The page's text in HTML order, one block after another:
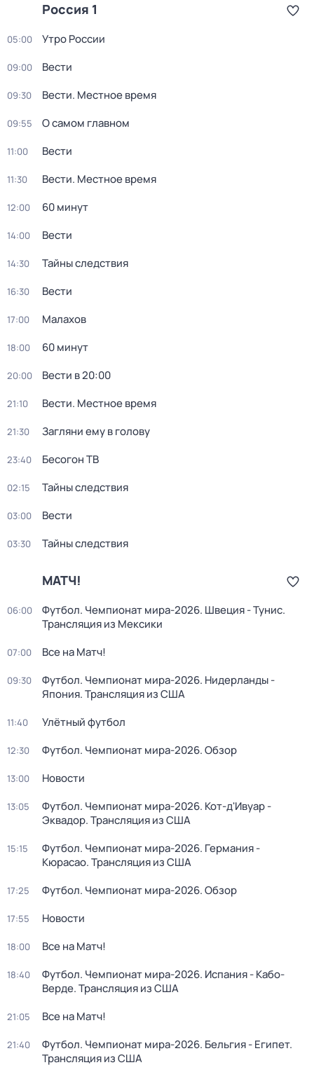
Россия 1
05:00 Утро России
09:00 Вести
09:30 Вести. Местное время
09:55 О самом главном
11:00 Вести
11:30 Вести. Местное время
12:00 60 минут
14:00 Вести
14:30 Тайны следствия
16:30 Вести
17:00 Малахов
18:00 60 минут
20:00 Вести в 20:00
21:10 Вести. Местное время
21:30 Загляни ему в голову
23:40 Бесогон ТВ
02:15 Тайны следствия
03:00 Вести
03:30 Тайны следствия
МАТЧ!
06:00
Футбол. Чемпионат мира-2026. Швеция - Тунис.
Трансляция из Мексики
07:00 Все на Матч!
09:30
Футбол. Чемпионат мира-2026. Нидерланды -
Япония. Трансляция из США
11:40 Улётный футбол
12:30 Футбол. Чемпионат мира-2026. Обзор
13:00 Новости
13:05
Футбол. Чемпионат мира-2026. Кот-д'Ивуар -
Эквадор. Трансляция из США
15:15
Футбол. Чемпионат мира-2026. Германия -
Кюрасао. Трансляция из США
17:25 Футбол. Чемпионат мира-2026. Обзор
17:55 Новости
18:00 Все на Матч!
18:40
Футбол. Чемпионат мира-2026. Испания - Кабо-
Верде. Трансляция из США
21:05 Все на Матч!
21:40
Футбол. Чемпионат мира-2026. Бельгия - Египет.
Трансляция из США